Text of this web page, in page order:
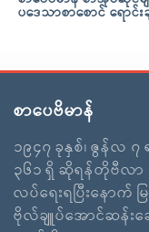
ပဒေသာစာစောင် ရောင်း
စာပေဗိမာန်
၁၉၄၇ ခုနှစ်၊ ဇွန်လ
၃၆၁ ရှိ ဆိုရန်တိုဗီလာ
လပ်ရေးရပြီးနော
ဗိုလ်ချူပ်အောင်ဆန်းခ